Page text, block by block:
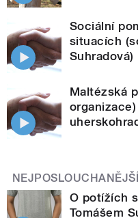
Sociální
situacích
Suhradová)
Maltézská
NEJPOSLOUCHANĚJŠÍ
O potížích
Tomášem